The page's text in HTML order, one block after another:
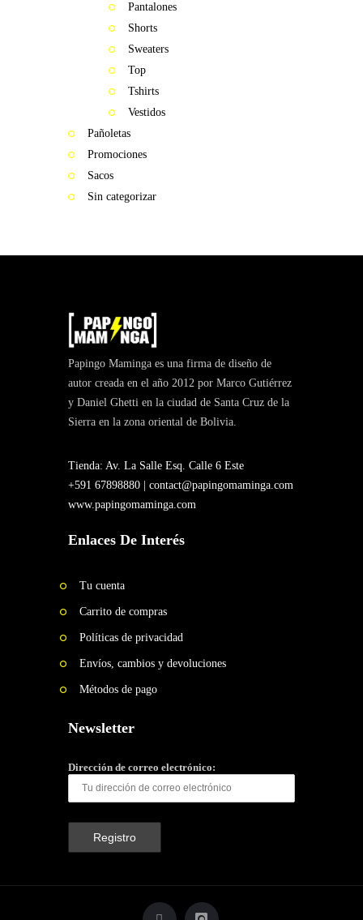
Pantalones
Shorts
Sweaters
Top
Tshirts
Vestidos
Pañoletas
Promociones
Sacos
Sin categorizar
Papingo Maminga es una firma de diseño de
autor creada en el año 2012 por Marco Gutiérrez
y Daniel Ghetti en la ciudad de Santa Cruz de la
Sierra en la zona oriental de Bolivia.
Tienda: Av. La Salle Esq. Calle 6 Este
+591 67898880 | contact@papingomaminga.com
www.papingomaminga.com
Enlaces De Interés
Tu cuenta
Carrito de compras
Políticas de privacidad
Envíos, cambios y devoluciones
Métodos de pago
Newsletter
Dirección de correo electrónico: